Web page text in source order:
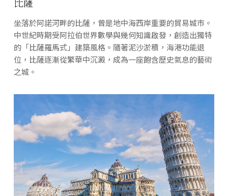
比薩
坐落於阿諾河畔的比薩，曾是地中海西岸重要的貿易城市。
中世紀時期受阿拉伯世界數學與幾何知識啟發，創造出獨特
的「比薩羅馬式」建築風格。隨著泥沙淤積，海港功能退
位，比薩逐漸從繁華中沉澱，成為一座飽含歷史氣息的藝術
之城。